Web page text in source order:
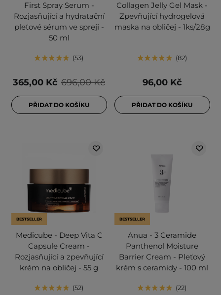
First Spray Serum -
Rozjasňující a hydratační
pleťové sérum ve spreji -
50 ml
53
696,00 Kč
365,00 Kč
PŘIDAT DO KOŠÍKU
Collagen Jelly Gel Mask -
Zpevňující hydrogelová
maska na obličej - 1ks/28g
82
96,00 Kč
PŘIDAT DO KOŠÍKU
BESTSELLER
Medicube - Deep Vita C
Capsule Cream -
Rozjasňující a zpevňující
krém na obličej - 55 g
52
BESTSELLER
Anua - 3 Ceramide
Panthenol Moisture
Barrier Cream - Pleťový
krém s ceramidy - 100 ml
22